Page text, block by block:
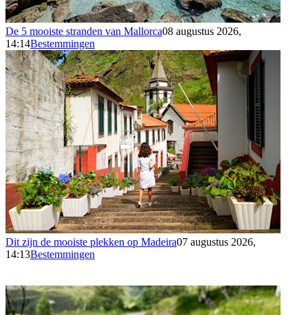
De 5 mooiste stranden van Mallorca08 augustus 2026,
14:14Bestemmingen
Dit zijn de mooiste plekken op Madeira07 augustus 2026,
14:13Bestemmingen